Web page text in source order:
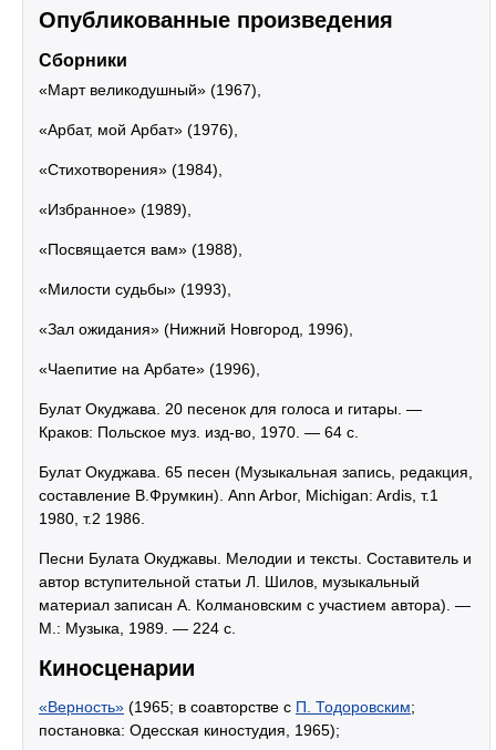
Опубликованные произведения
Сборники
«Март великодушный» (1967),
«Арбат, мой Арбат» (1976),
«Стихотворения» (1984),
«Избранное» (1989),
«Посвящается вам» (1988),
«Милости судьбы» (1993),
«Зал ожидания» (Нижний Новгород, 1996),
«Чаепитие на Арбате» (1996),
Булат Окуджава. 20 песенок для голоса и гитары. —
Краков: Польское муз. изд-во, 1970. — 64 с.
Булат Окуджава. 65 песен (Музыкальная запись, редакция,
составление В.Фрумкин). Ann Arbor, Michigan: Ardis, т.1
1980, т.2 1986.
Песни Булата Окуджавы. Мелодии и тексты. Составитель и
автор вступительной статьи Л. Шилов, музыкальный
материал записан А. Колмановским с участием автора). —
М.: Музыка, 1989. — 224 с.
Киносценарии
«Верность» (1965; в соавторстве с П. Тодоровским;
постановка: Одесская киностудия, 1965);